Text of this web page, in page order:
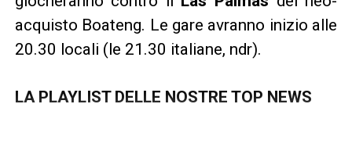
acquisto Boateng. Le gare avranno inizio alle
20.30 locali (le 21.30 italiane, ndr).
LA PLAYLIST DELLE NOSTRE TOP NEWS